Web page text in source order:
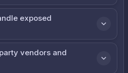
exposed
vendors and